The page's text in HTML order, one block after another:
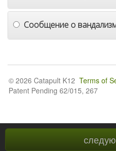
Сообщение о
© 2026 Catapult K12 Terms of
Patent Pending 62/015, 267